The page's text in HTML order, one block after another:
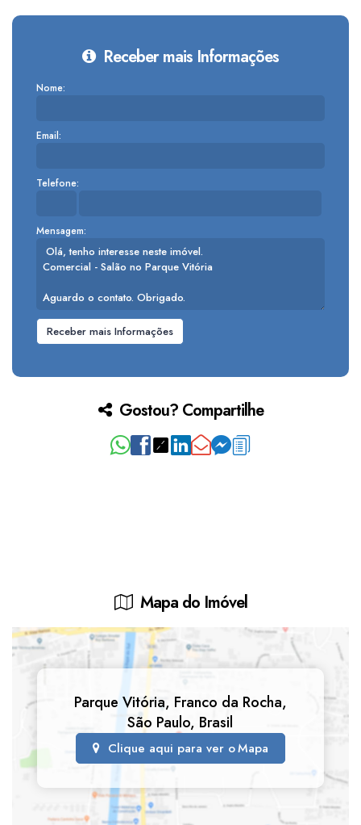
Receber mais Informações
Nome:
Email:
Telefone:
Mensagem:
Gostou? Compartilhe
Mapa do Imóvel
Parque Vitória, Franco da Rocha,
São Paulo, Brasil
Clique aqui para ver oMapa